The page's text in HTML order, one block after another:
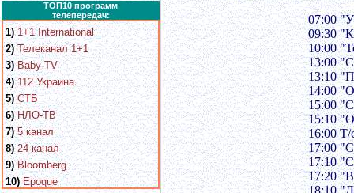
ТОП10 программ
телепередач:
1) 1+1 International
2) Телеканал 1+1
3) Baby TV
4) 112 Украина
5) СТБ
6) НЛО-ТВ
7) 5 канал
8) 24 канал
9) Bloomberg
10) Epoque
07:00
09:30
10:00
13:00
13:10
14:00
15:00
15:10
16:00
17:00
17:10
17:20
18:10